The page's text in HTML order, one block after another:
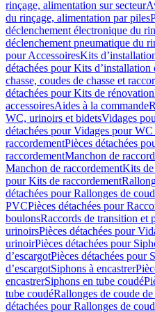
rinçage, alimentation sur secteur
du rinçage, alimentation par piles
déclenchement électronique du
déclenchement pneumatique du
pour AccessoiresKits
détachées pour Kits d’installation
chasse, coudes de chasse et
détachées pour Kits de rénovation
accessoiresAides à la commande
WC, urinoirs et bidetsVidages
détachées pour Vidages pour
raccordementPièces détachées
raccordementManchon de
Manchon de raccordementKits de
pour Kits de raccordement
détachées pour Rallonges de
PVCPièces détachées pour
boulonsRaccords de transition et
urinoirsPièces détachées pour
urinoirPièces détachées pour
d’escargotPièces détachées pour
d’escargotSiphons à encastrer
encastrerSiphons en tube coudé
tube coudéRallonges de coude de
détachées pour Rallonges de